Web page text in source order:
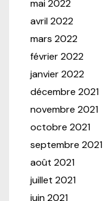
mai 2022
avril 2022
mars 2022
février 2022
janvier 2022
décembre 2021
novembre 2021
octobre 2021
septembre 2021
août 2021
juillet 2021
juin 2021